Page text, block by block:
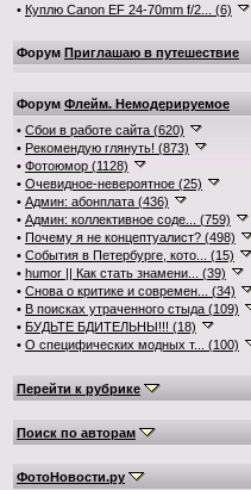
• Куплю Canon EF 24-70mm f/2... (6)
Форум Приглашаю в путешествие
Форум Флейм. Немодерируемое
• Сбои в работе сайта (620)
• Рекомендую глянуть! (873)
• Фотоюмор (1128)
• Очевидное-невероятное (25)
• Админ: абонплата (436)
• Админ: коллективное соде... (759)
• Почему я не концептуалист? (498)
• События в Петербурге, кото... (15)
• humor || Как стать знамени... (39)
• Снова о критике и современ... (34)
• В поисках утраченного стыда (109)
• БУДЬТЕ БДИТЕЛЬНЫ!!! (18)
• О специфических модных т... (100)
Перейти к рубрике
Поиск по авторам
ФотоНовости.ру